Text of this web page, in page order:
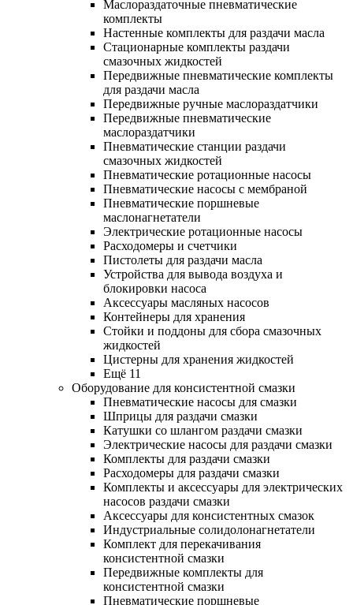
Маслораздаточные пневматические
комплекты
Настенные комплекты для раздачи масла
Стационарные комплекты раздачи
смазочных жидкостей
Передвижные пневматические комплекты
для раздачи масла
Передвижные ручные маслораздатчики
Передвижные пневматические
маслораздатчики
Пневматические станции раздачи
смазочных жидкостей
Пневматические ротационные насосы
Пневматические насосы с мембраной
Пневматические поршневые
маслонагнетатели
Электрические ротационные насосы
Расходомеры и счетчики
Пистолеты для раздачи масла
Устройства для вывода воздуха и
блокировки насоса
Аксессуары масляных насосов
Контейнеры для хранения
Стойки и поддоны для сбора смазочных
жидкостей
Цистерны для хранения жидкостей
Ещё 11
Оборудование для консистентной смазки
Пневматические насосы для смазки
Шприцы для раздачи смазки
Катушки со шлангом раздачи смазки
Электрические насосы для раздачи смазки
Комплекты для раздачи смазки
Расходомеры для раздачи смазки
Комплекты и аксессуары для электрических
насосов раздачи смазки
Аксессуары для консистентных смазок
Индустриальные солидолонагнетатели
Комплект для перекачивания
консистентной смазки
Передвижные комплекты для
консистентной смазки
Пневматические поршневые